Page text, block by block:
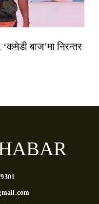
बाज’मा निरन्तर